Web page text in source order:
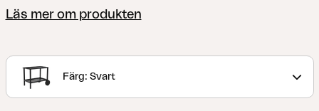
samma moderna elegans som övriga delar i
och praktisk avställningsplats?
loungeserie med utmärkt sittkomfort. Du kan välja
Läs mer om produkten
Färg: Svart